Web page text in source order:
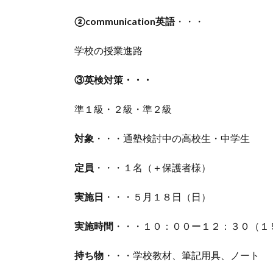
②communication英語・・・
学校の授業進路
③英検対策・・・
準１級・２級・準２級
対象 ・・・通塾検討中の高校生・中学生
定員 ・・・１名（＋保護者様）
実施日 ・・・５月１８日（日）
実施時間 ・・・１０：００ー１２：３０（１
持ち物 ・・・学校教材、筆記用具、ノート